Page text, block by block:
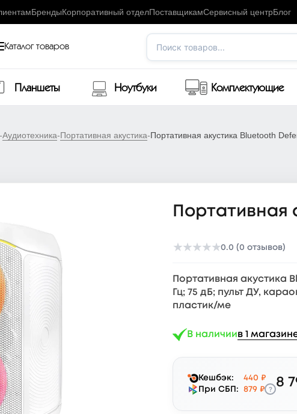
БрендыКорпоративный отделПоставщикамСервисный центрБлог
Каталог товаров Поиск товаров...
Планшеты Ноутбуки Комплектующие
-Аудиотехника-Портативная акустика-Портативная акустика Bluetooth
Портативная
★★★★★0.0 (0 отзывов)
Портативная акустика
Гц; 75 дБ; пульт ДУ,
пластик/ме
В наличиив 1
Кешбэк:
440 ₽
При СБП:
879 ₽ ?
8